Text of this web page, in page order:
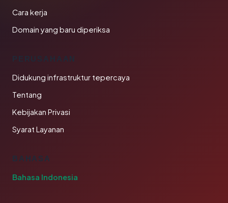
Cara kerja
Domain yang baru diperiksa
PERUSAHAAN
Didukung infrastruktur tepercaya
Tentang
Kebijakan Privasi
Syarat Layanan
BAHASA
Bahasa Indonesia